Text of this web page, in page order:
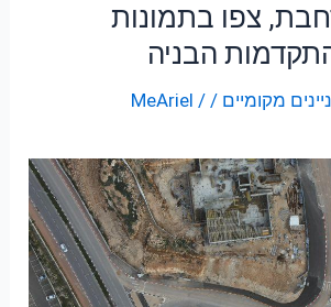
צפו בתמונות
הבניה
מקומיים /
MeAriel /